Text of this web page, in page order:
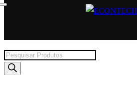
Products
search